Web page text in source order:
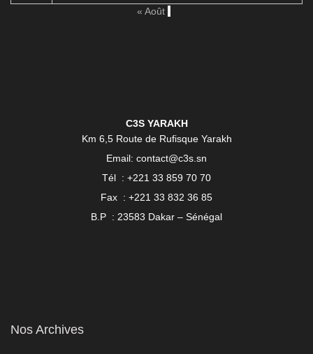
« Août
C3S YARAKH
Km 6,5 Route de Rufisque Yarakh
Email: contact@c3s.sn
Tél : +221 33 859 70 70
Fax : +221 33 832 36 85
B.P : 23583 Dakar – Sénégal
Nos Archives